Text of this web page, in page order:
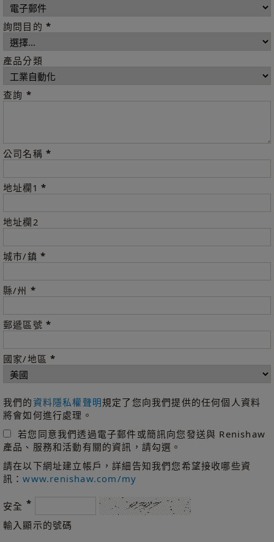
詢問目的 *
產品分類
查詢 *
公司名稱 *
地址欄1 *
地址欄2
城市/鎮*
縣/州 *
郵遞區號 *
國家/地區*
我們的資料隱私權聲明規定了您向我們提供的任何個人資料
將會如何進行處理。
若您同意我們透過電子郵件或簡訊向您發送與 Renishaw
產品、服務和活動有關的資訊，請勾選。
請在以下網址建立帳戶，詳細告知我們您希望接收哪些資
訊：www.renishaw.com/my
安全 *
輸入顯示的號碼